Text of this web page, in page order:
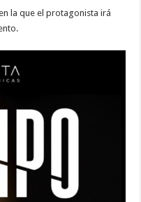
la que el protagonista irá